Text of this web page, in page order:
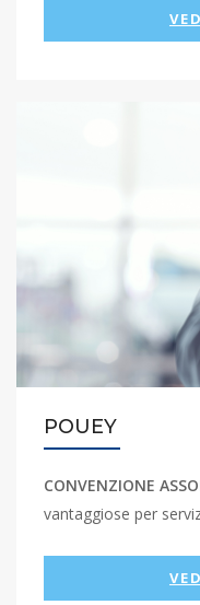
POUEY
CONVENZIONE
vantaggiose per